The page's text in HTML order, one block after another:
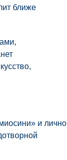
ближе
и лично